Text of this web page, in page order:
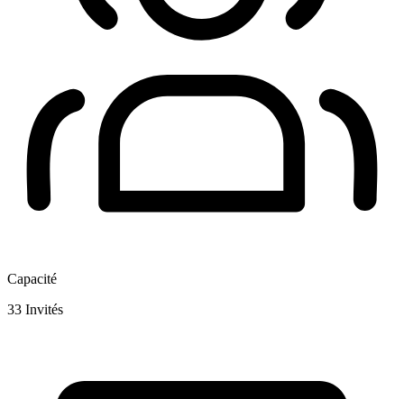
Capacité
33 Invités